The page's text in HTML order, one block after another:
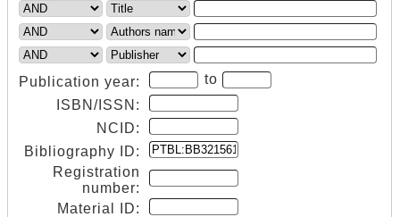
Publication year:
to
ISBN/ISSN:
NCID:
Bibliography ID:
Registration
number:
Material ID: